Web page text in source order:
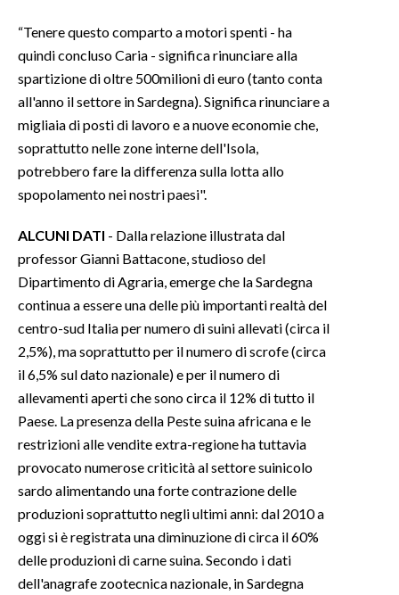
“Tenere questo comparto a motori spenti - ha
quindi concluso Caria - significa rinunciare alla
spartizione di oltre 500milioni di euro (tanto conta
all'anno il settore in Sardegna). Significa rinunciare a
migliaia di posti di lavoro e a nuove economie che,
soprattutto nelle zone interne dell'Isola,
potrebbero fare la differenza sulla lotta allo
spopolamento nei nostri paesi".
ALCUNI DATI - Dalla relazione illustrata dal
professor Gianni Battacone, studioso del
Dipartimento di Agraria, emerge che la Sardegna
continua a essere una delle più importanti realtà del
centro-sud Italia per numero di suini allevati (circa il
2,5%), ma soprattutto per il numero di scrofe (circa
il 6,5% sul dato nazionale) e per il numero di
allevamenti aperti che sono circa il 12% di tutto il
Paese. La presenza della Peste suina africana e le
restrizioni alle vendite extra-regione ha tuttavia
provocato numerose criticità al settore suinicolo
sardo alimentando una forte contrazione delle
produzioni soprattutto negli ultimi anni: dal 2010 a
oggi si è registrata una diminuzione di circa il 60%
delle produzioni di carne suina. Secondo i dati
dell'anagrafe zootecnica nazionale, in Sardegna